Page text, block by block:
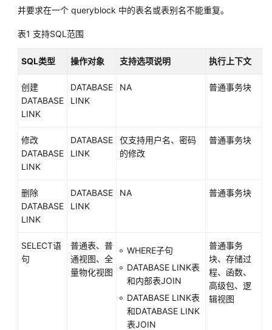
常
问
频
帮
助
特
性
指
兼
性
参
并要求在一个 queryblock 中的表名或表别名不能重复。
表1 支持SQL范围
SQL类型 操作对象 支持选项说明 执行上下文
创建
DATABASE
LINK
DATABASE
LINK
NA 普通事务块
修改
DATABASE
LINK
DATABASE
LINK
仅支持用户名、密码
的修改
普通事务块
删除
DATABASE
LINK
DATABASE
LINK
NA 普通事务块
SELECT语
句
普通表、普
通视图、全
量物化视图
WHERE子句
DATABASE LINK表
和内部表JOIN
DATABASE LINK表
和DATABASE LINK
表JOIN
普通事务
块、存储过
程、函数、
高级包、逻
辑视图